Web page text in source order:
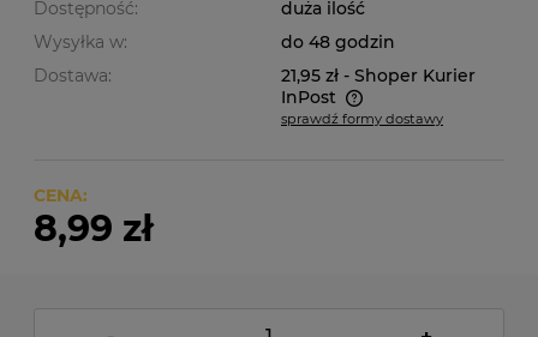
Dostępność:
duża ilość
Wysyłka w:
do 48 godzin
Dostawa:
21,95 zł - Shoper Kurier
InPost
Cena nie zawiera ewentualnych kosztów płatności
sprawdź formy dostawy
CENA:
8,99 zł